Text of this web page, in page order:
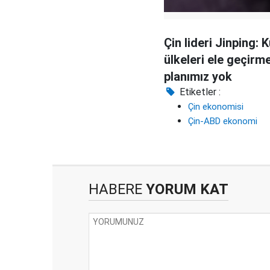
Çin lideri Jinping:
ülkeleri ele
planımız yok
Etiketler :
Çin ekonomisi
Çin-ABD ekonomi
HABERE YORUM KAT